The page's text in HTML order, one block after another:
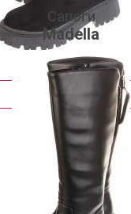
Сапоги
Madella
4 115 руб.
Подробнее